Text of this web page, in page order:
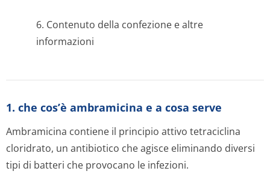
6. Contenuto della confezione e altre
informazioni
1. che cos’è ambramicina e a cosa serve
Ambramicina contiene il principio attivo tetraciclina
cloridrato, un antibiotico che agisce eliminando diversi
tipi di batteri che provocano le infezioni.